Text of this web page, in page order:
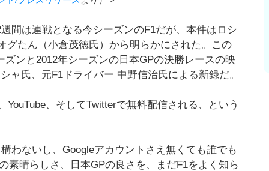
間は連戦となる今シーズンのF1だが、本件はロシ
グたん（小倉茂徳氏）から明らかにされた。この
ンと2012年シーズンの日本GPの決勝レースの映
ャ氏、元F1ドライバー 中野信治氏による新録だ。
、そしてTwitterで無料配信される、という
わないし、Googleアカウントさえ無くても誰でも
素晴らしさ、日本GPの良さを、まだF1をよく知ら